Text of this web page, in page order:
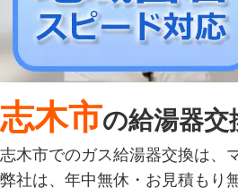
志木市の給湯器
志木市でのガス給湯器交換は、
弊社は、年中無休・お見積もり